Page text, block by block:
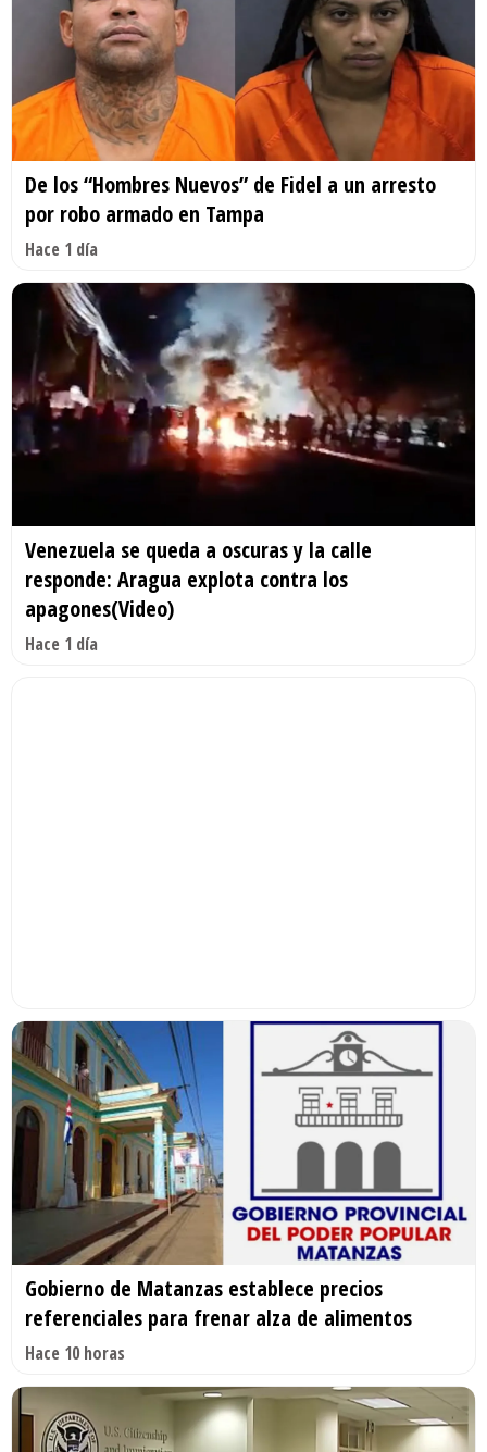
De los “Hombres Nuevos” de Fidel a un arresto
por robo armado en Tampa
Hace 1 día
Venezuela se queda a oscuras y la calle
responde: Aragua explota contra los
apagones(Video)
Hace 1 día
Gobierno de Matanzas establece precios
referenciales para frenar alza de alimentos
Hace 10 horas